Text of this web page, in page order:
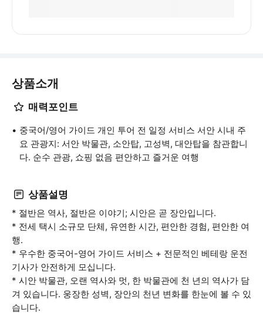
상품소개
매력포인트
중국어/영어 가이드 개인 투어 전 일정 서비스 서안 시내 주
요 관광지: 서안 박물관, 소안탑, 고성벽, 대안탑을 참관합니
다. 순수 관광, 쇼핑 없음 편안하고 즐거운 여행
상품설명
* 절반은 역사, 절반은 이야기; 시안은 곧 장안입니다.
* 전세 택시 소규모 단체, 유연한 시간, 편안한 경험, 편안한 여
행.
* 우수한 중국어-영어 가이드 서비스 + 전문적인 베테랑 운전
기사가 안전하게 모십니다.
* 시안 박물관, 오랜 역사와 멋, 한 박물관에 천 년의 역사가 담
겨 있습니다. 웅장한 성벽, 장안의 천년 변화를 한눈에 볼 수 있
습니다.